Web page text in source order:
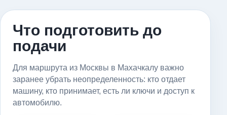
Что подготовить до
подачи
Для маршрута из Москвы в Махачкалу важно
заранее убрать неопределенность: кто отдает
машину, кто принимает, есть ли ключи и доступ к
автомобилю.